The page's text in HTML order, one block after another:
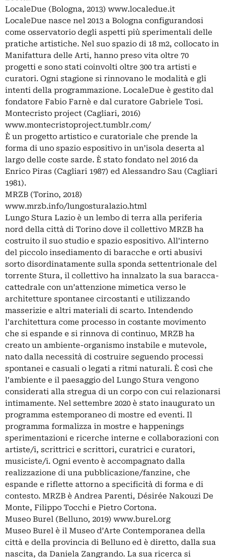
LocaleDue (Bologna, 2013) www.localedue.it
LocaleDue nasce nel 2013 a Bologna configurandosi
come osservatorio degli aspetti più sperimentali delle
pratiche artistiche. Nel suo spazio di 18 m2, collocato in
Manifattura delle Arti, hanno preso vita oltre 70
progetti e sono stati coinvolti oltre 300 tra artisti e
curatori. Ogni stagione si rinnovano le modalità e gli
intenti della programmazione. LocaleDue è gestito dal
fondatore Fabio Farnè e dal curatore Gabriele Tosi.
Montecristo project (Cagliari, 2016)
www.montecristoproject.tumblr.com/
È un progetto artistico e curatoriale che prende la
forma di uno spazio espositivo in un’isola deserta al
largo delle coste sarde. È stato fondato nel 2016 da
Enrico Piras (Cagliari 1987) ed Alessandro Sau (Cagliari
1981).
MRZB (Torino, 2018)
www.mrzb.info/lungosturalazio.html
Lungo Stura Lazio è un lembo di terra alla periferia
nord della città di Torino dove il collettivo MRZB ha
costruito il suo studio e spazio espositivo. All’interno
del piccolo insediamento di baracche e orti abusivi
sorto disordinatamente sulla sponda settentrionale del
torrente Stura, il collettivo ha innalzato la sua baracca-
cattedrale con un’attenzione mimetica verso le
architetture spontanee circostanti e utilizzando
masserizie e altri materiali di scarto. Intendendo
l’architettura come processo in costante movimento
che si espande e si rinnova di continuo, MRZB ha
creato un ambiente-organismo instabile e mutevole,
nato dalla necessità di costruire seguendo processi
spontanei e casuali o legati a ritmi naturali. È così che
l’ambiente e il paesaggio del Lungo Stura vengono
considerati alla stregua di un corpo con cui relazionarsi
intimamente. Nel settembre 2020 è stato inaugurato un
programma estemporaneo di mostre ed eventi. Il
programma formalizza in mostre e happenings
sperimentazioni e ricerche interne e collaborazioni con
artiste/i, scrittrici e scrittori, curatrici e curatori,
musiciste/i. Ogni evento è accompagnato dalla
realizzazione di una pubblicazione/fanzine, che
espande e riflette attorno a specificità di forma e di
contesto. MRZB è Andrea Parenti, Désirée Nakouzi De
Monte, Filippo Tocchi e Pietro Cortona.
Museo Burel (Belluno, 2019) www.burel.org
Museo Burel è il Museo d’Arte Contemporanea della
città e della provincia di Belluno ed è diretto, dalla sua
nascita, da Daniela Zangrando. La sua ricerca si